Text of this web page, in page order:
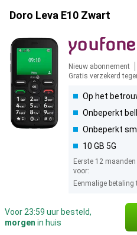
Doro Leva E10 Zwart
Nieuw abonnement
Gratis verzekerd
Op het
Onbeperkt
Onbeperkt
10 GB 5G
Eerste 12
voor:
Eenmalige betaling
Voor 23:59 uur besteld,
morgen in huis